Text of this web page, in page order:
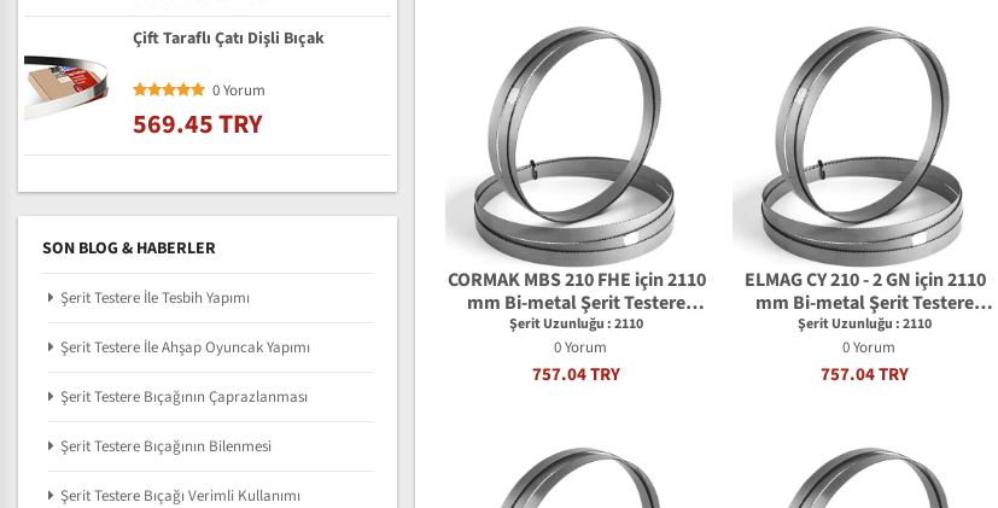
CORMAK MBS 210 FHE için 2110
mm Bi-metal Şerit Testere
Bıçağı
Şerit Uzunluğu : 2110
0 Yorum
757.04 TRY
ELMAG CY 210 - 2 GN için 2110
mm Bi-metal Şerit Testere
Bıçağı
Şerit Uzunluğu : 2110
0 Yorum
757.04 TRY
Çift Taraflı Çatı Dişli Bıçak
0 Yorum
569.45 TRY
SON BLOG & HABERLER
Şerit Testere İle Tesbih Yapımı
Şerit Testere İle Ahşap Oyuncak Yapımı
Şerit Testere Bıçağının Çaprazlanması
Şerit Testere Bıçağının Bilenmesi
Şerit Testere Bıçağı Verimli Kullanımı